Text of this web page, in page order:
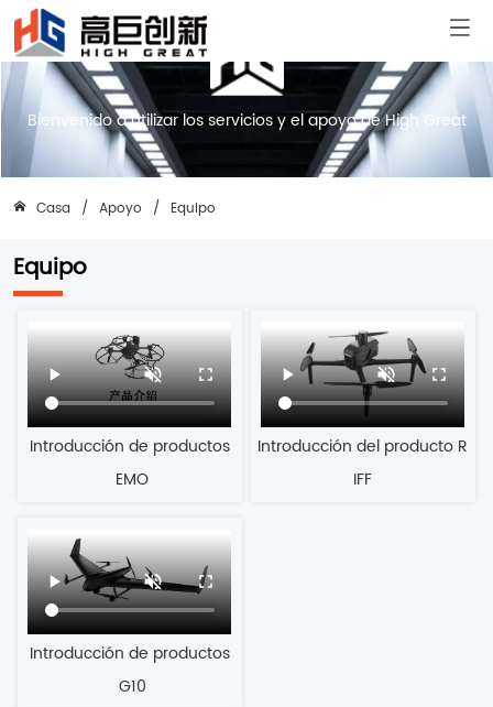
Bienvenido a utilizar los servicios y el apoyo de High Great
Casa / Apoyo / Equipo
Equipo
Introducción de productos
EMO
Introducción del producto R
IFF
Introducción de productos
G10